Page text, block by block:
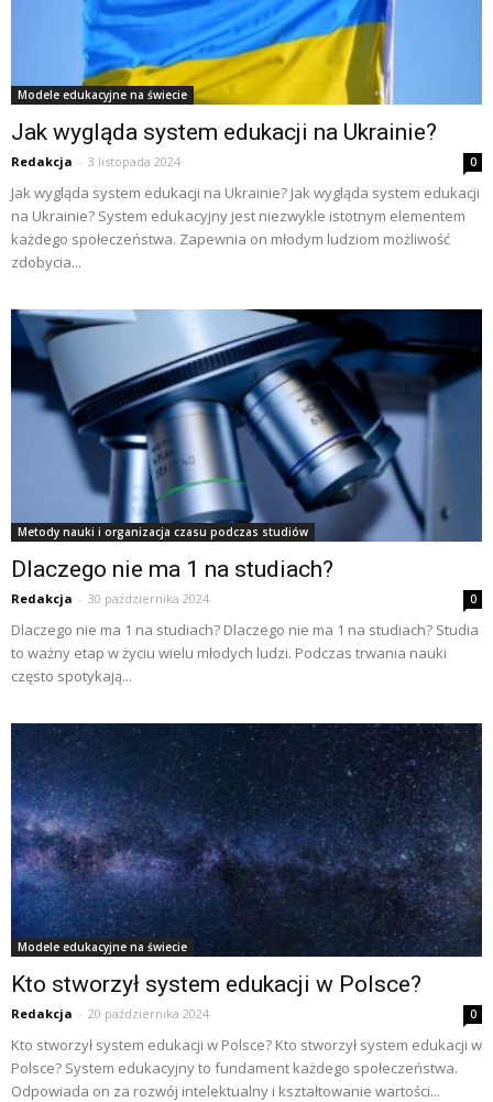
Modele edukacyjne na świecie
Jak wygląda system edukacji na Ukrainie?
Redakcja - 3 listopada 2024 0
Jak wygląda system edukacji na Ukrainie? Jak wygląda system edukacji
na Ukrainie? System edukacyjny jest niezwykle istotnym elementem
każdego społeczeństwa. Zapewnia on młodym ludziom możliwość
zdobycia...
Metody nauki i organizacja czasu podczas studiów
Dlaczego nie ma 1 na studiach?
Redakcja - 30 października 2024 0
Dlaczego nie ma 1 na studiach? Dlaczego nie ma 1 na studiach? Studia
to ważny etap w życiu wielu młodych ludzi. Podczas trwania nauki
często spotykają...
Modele edukacyjne na świecie
Kto stworzył system edukacji w Polsce?
Redakcja - 20 października 2024 0
Kto stworzył system edukacji w Polsce? Kto stworzył system edukacji w
Polsce? System edukacyjny to fundament każdego społeczeństwa.
Odpowiada on za rozwój intelektualny i kształtowanie wartości...